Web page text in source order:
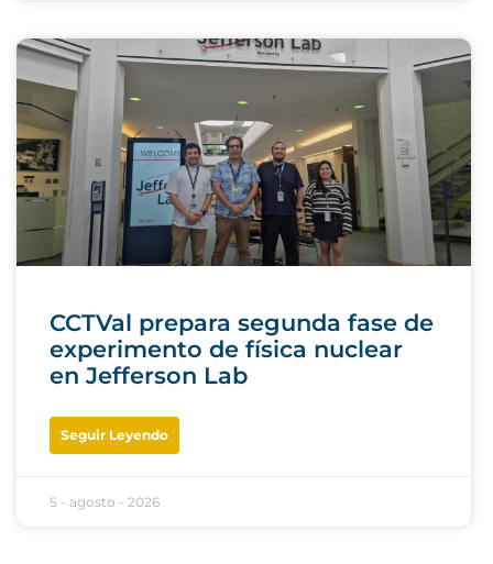
CCTVal prepara segunda fase de
experimento de física nuclear
en Jefferson Lab
Seguir Leyendo
5 - agosto - 2026